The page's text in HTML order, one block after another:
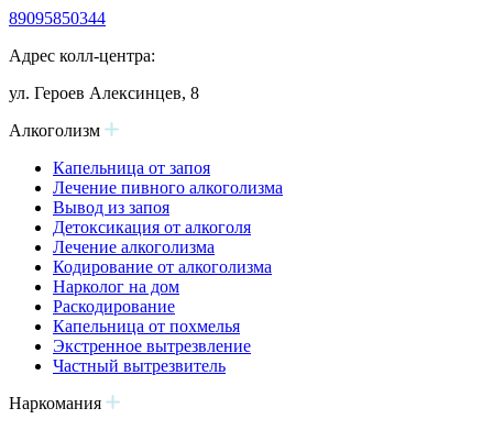
89095850344
Адрес колл-центра:
ул. Героев Алексинцев, 8
Алкоголизм
Капельница от запоя
Лечение пивного алкоголизма
Вывод из запоя
Детоксикация от алкоголя
Лечение алкоголизма
Кодирование от алкоголизма
Нарколог на дом
Раскодирование
Капельница от похмелья
Экстренное вытрезвление
Частный вытрезвитель
Наркомания